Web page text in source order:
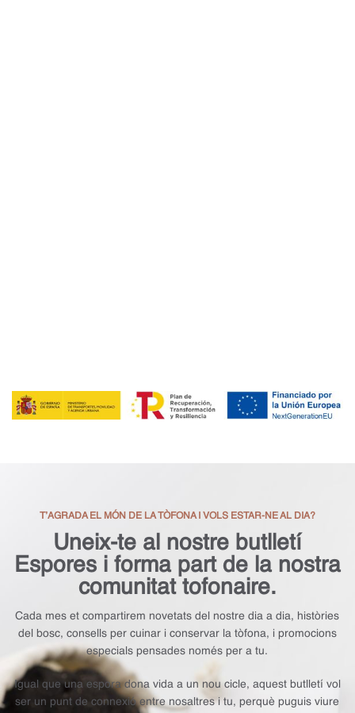
T’AGRADA EL MÓN DE LA TÒFONA I VOLS ESTAR-NE AL DIA?
Uneix-te al nostre butlletí
Espores i forma part de la nostra
comunitat tofonaire.
Cada mes et compartirem novetats del nostre dia a dia, històries
del bosc, consells per cuinar i conservar la tòfona, i promocions
especials pensades només per a tu.
Igual que una espora dona vida a un nou cicle, aquest butlletí vol
ser un punt de connexió entre nosaltres i tu, perquè puguis viure